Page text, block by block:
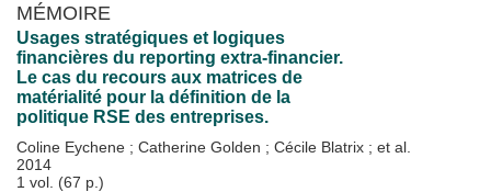
MÉMOIRE
Usages stratégiques et logiques
financières du reporting extra-financier.
Le cas du recours aux matrices de
matérialité pour la définition de la
politique RSE des entreprises.
Coline Eychene ; Catherine Golden ; Cécile Blatrix ; et al.
2014
1 vol. (67 p.)